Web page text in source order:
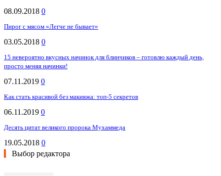
08.09.2018 0
Пирог с мясом «Легче не бывает»
03.05.2018 0
15 невероятно вкусных начинок для блинчиков – готовлю каждый день,
просто меняя начинки!
07.11.2019 0
Как стать красивой без макияжа: топ-5 секретов
06.11.2019 0
Десять цитат великого пророка Мухаммеда
19.05.2018 0
Выбор редактора